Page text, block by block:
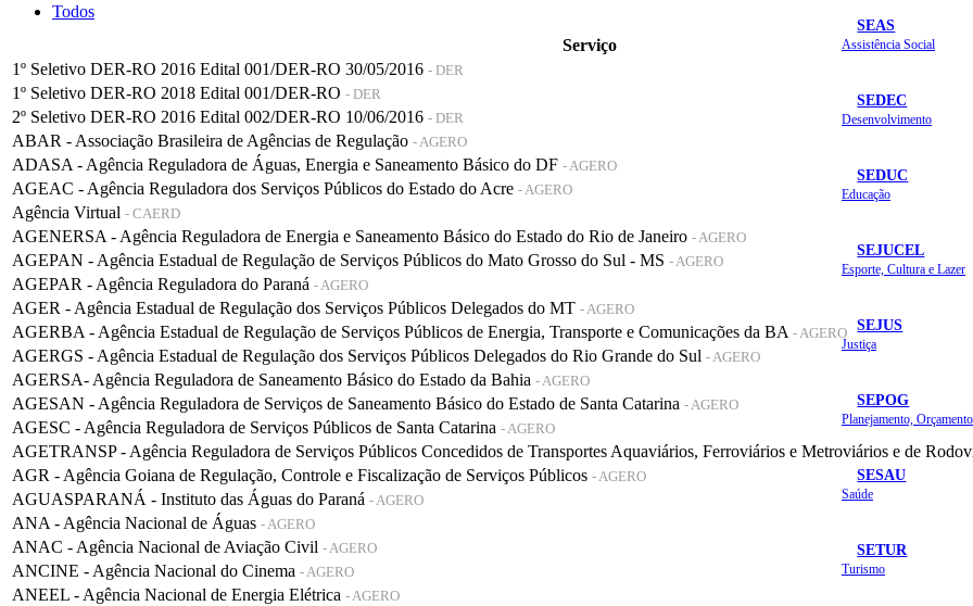
SEAS
Assistência Social
SEDEC
Desenvolvimento
SEDUC
Educação
SEJUCEL
Esporte, Cultura e Lazer
SEJUS
Justiça
SEPOG
SESAU
Saúde
SETUR
Turismo
Todos
Serviço
1º Seletivo DER-RO 2016 Edital 001/DER-RO 30/05/2016 - DER
1º Seletivo DER-RO 2018 Edital 001/DER-RO - DER
2º Seletivo DER-RO 2016 Edital 002/DER-RO 10/06/2016 - DER
ABAR - Associação Brasileira de Agências de Regulação - AGERO
ADASA - Agência Reguladora de Águas, Energia e Saneamento Básico do DF - AGERO
AGEAC - Agência Reguladora dos Serviços Públicos do Estado do Acre - AGERO
Agência Virtual - CAERD
AGENERSA - Agência Reguladora de Energia e Saneamento Básico do Estado do Rio de Janeiro - AGERO
AGEPAN - Agência Estadual de Regulação de Serviços Públicos do Mato Grosso do Sul - MS - AGERO
AGEPAR - Agência Reguladora do Paraná - AGERO
AGER - Agência Estadual de Regulação dos Serviços Públicos Delegados do MT - AGERO
AGERBA - Agência Estadual de Regulação de Serviços Públicos de Energia, Transporte e Comunicações da BA - AGERO
AGERGS - Agência Estadual de Regulação dos Serviços Públicos Delegados do Rio Grande do Sul - AGERO
AGERSA- Agência Reguladora de Saneamento Básico do Estado da Bahia - AGERO
AGESAN - Agência Reguladora de Serviços de Saneamento Básico do Estado de Santa Catarina - AGERO
AGESC - Agência Reguladora de Serviços Públicos de Santa Catarina - AGERO
AGETRANSP - Agência Reguladora de Serviços Públicos Concedidos de Transportes Aquaviários, Ferroviários e Metroviários e de
AGR - Agência Goiana de Regulação, Controle e Fiscalização de Serviços Públicos - AGERO
AGUASPARANÁ - Instituto das Águas do Paraná - AGERO
ANA - Agência Nacional de Águas - AGERO
ANAC - Agência Nacional de Aviação Civil - AGERO
ANCINE - Agência Nacional do Cinema - AGERO
ANEEL - Agência Nacional de Energia Elétrica - AGERO